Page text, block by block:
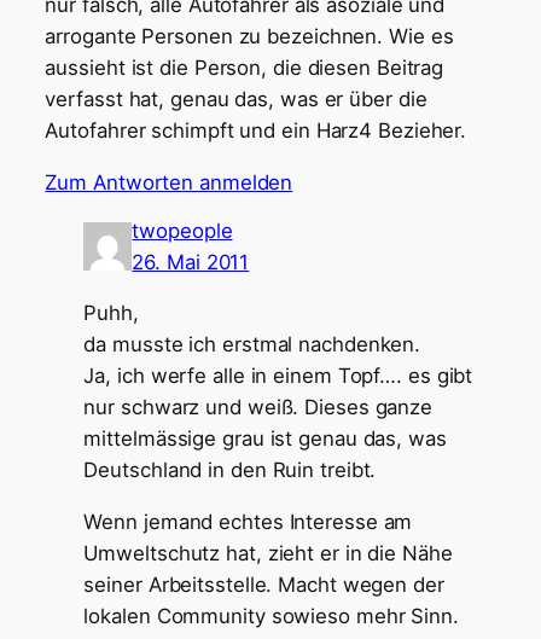
nur falsch, alle Autofahrer als asoziale und
arrogante Personen zu bezeichnen. Wie es
aussieht ist die Person, die diesen Beitrag
verfasst hat, genau das, was er über die
Autofahrer schimpft und ein Harz4 Bezieher.
Zum Antworten anmelden
twopeople
26. Mai 2011
Puhh,
da musste ich erstmal nachdenken.
Ja, ich werfe alle in einem Topf…. es gibt
nur schwarz und weiß. Dieses ganze
mittelmässige grau ist genau das, was
Deutschland in den Ruin treibt.
Wenn jemand echtes Interesse am
Umweltschutz hat, zieht er in die Nähe
seiner Arbeitsstelle. Macht wegen der
lokalen Community sowieso mehr Sinn.